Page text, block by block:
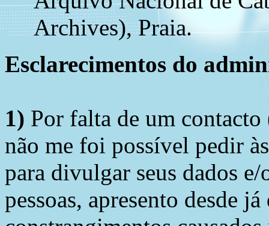
Archives), Praia.
Esclarecimentos do
1) Por falta de um
não me foi possível pedir
para divulgar seus dados
pessoas, apresento desde